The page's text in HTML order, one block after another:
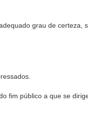
grau de certeza,
fim público a que se